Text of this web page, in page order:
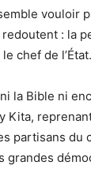
vouloir
: la
chef de l’État.
la Bible ni
Kita,
partisans du
grandes